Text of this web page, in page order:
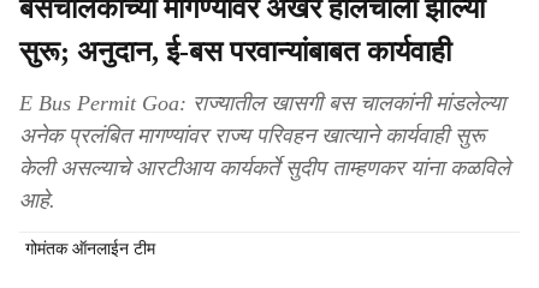
बसचालकांच्या मागण्यांवर अखेर हालचाली झाल्या
सुरू; अनुदान, ई-बस परवान्यांबाबत कार्यवाही
E Bus Permit Goa: राज्यातील खासगी बस चालकांनी मांडलेल्या
अनेक प्रलंबित मागण्यांवर राज्य परिवहन खात्याने कार्यवाही सुरू
केली असल्याचे आरटीआय कार्यकर्ते सुदीप ताम्हणकर यांना कळविले
आहे.
गोमंतक ऑनलाईन टीम